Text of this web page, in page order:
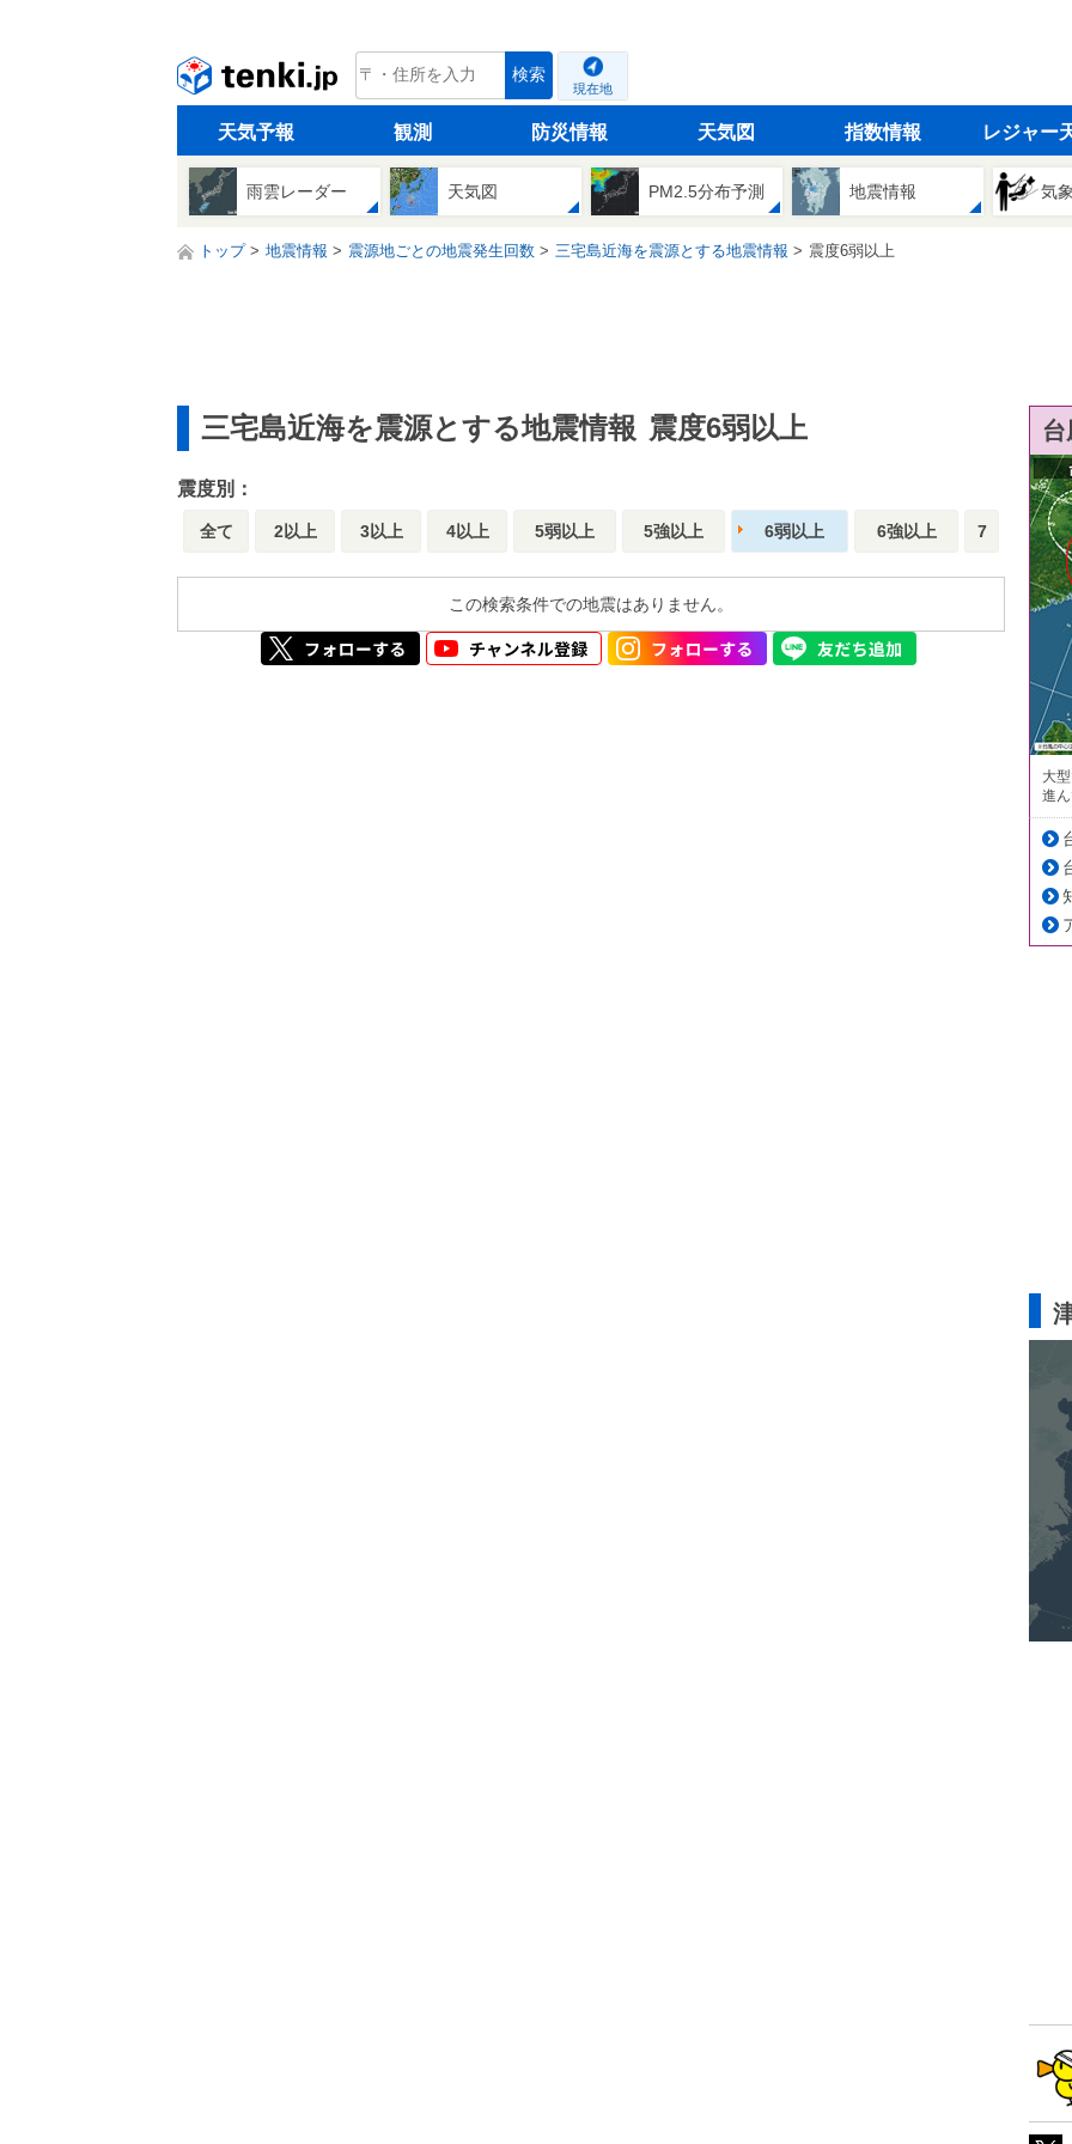
tenki.jp 検索
現在地
天気予報 観測 防災情報 天気図 指数情報 レジャー
雨雲レーダー 天気図 PM2.5分布予測 地震情報 気
トップ 地震情報 震源地ごとの地震発生回数 三宅島近海を震源とする地震情報 震度6弱以上
三宅島近海を震源とする地震情報 震度6弱以上
震度別：
全て 2以上 3以上 4以上 5弱以上 5強以上 6弱以上 6強以上 7
この検索条件での地震はありません。
大
進